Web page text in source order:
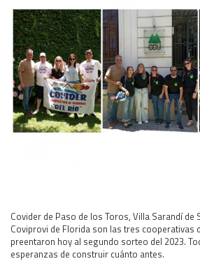
Cómo trabajamos
Área Habitat
Acerca del Área
Programas
Trabajos
Área Rural
Acerca del Área
Revista Dinámica
Recursos Digitales
PUBLICACIONES
Covider de Paso de los Toros, Villa Sarandí de
Coviprovi de Florida son las tres cooperativas
preentaron hoy al segundo sorteo del 2023.
esperanzas de construir cuánto antes.